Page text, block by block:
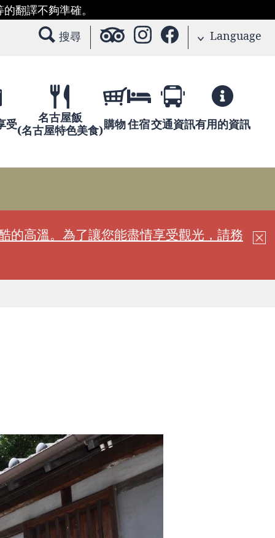
翻譯不夠準確。
搜尋
Language
受
名古屋飯
(名古屋特色美食)購物住宿交通資訊有用的資訊
的高溫。為了讓您能盡情享受觀光，請務